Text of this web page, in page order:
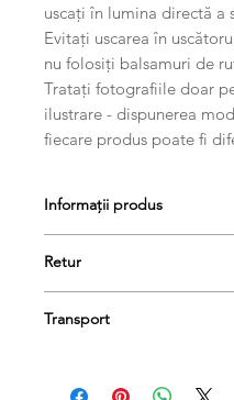
uscați în lumina directă a
Evitați uscarea în
nu folosiți balsamuri de
Tratați fotografiile doar
ilustrare - dispunerea
fiecare produs poate fi
Informații produs
Retur
de 14 de zile, dacă
Transport
în termen de 1-3 zile